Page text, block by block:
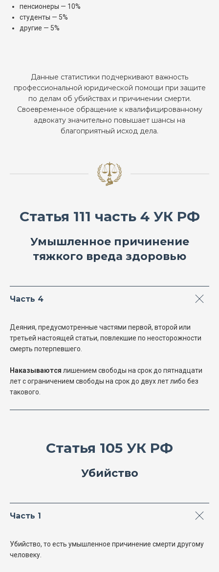
пенсионеры — 10%
студенты — 5%
другие — 5%
Данные статистики подчеркивают важность
профессиональной юридической помощи при защите
по делам об убийствах и причинении смерти.
Своевременное обращение к квалифицированному
адвокату значительно повышает шансы на
благоприятный исход дела.
Статья 111 часть 4 УК РФ
Умышленное причинение
тяжкого вреда здоровью
Часть 4
Деяния, предусмотренные частями первой, второй или
третьей настоящей статьи, повлекшие по неосторожности
смерть потерпевшего.
Наказываются лишением свободы на срок до пятнадцати
лет с ограничением свободы на срок до двух лет либо без
такового.
Статья 105 УК РФ
Убийство
Часть 1
Убийство, то есть умышленное причинение смерти другому
человеку.